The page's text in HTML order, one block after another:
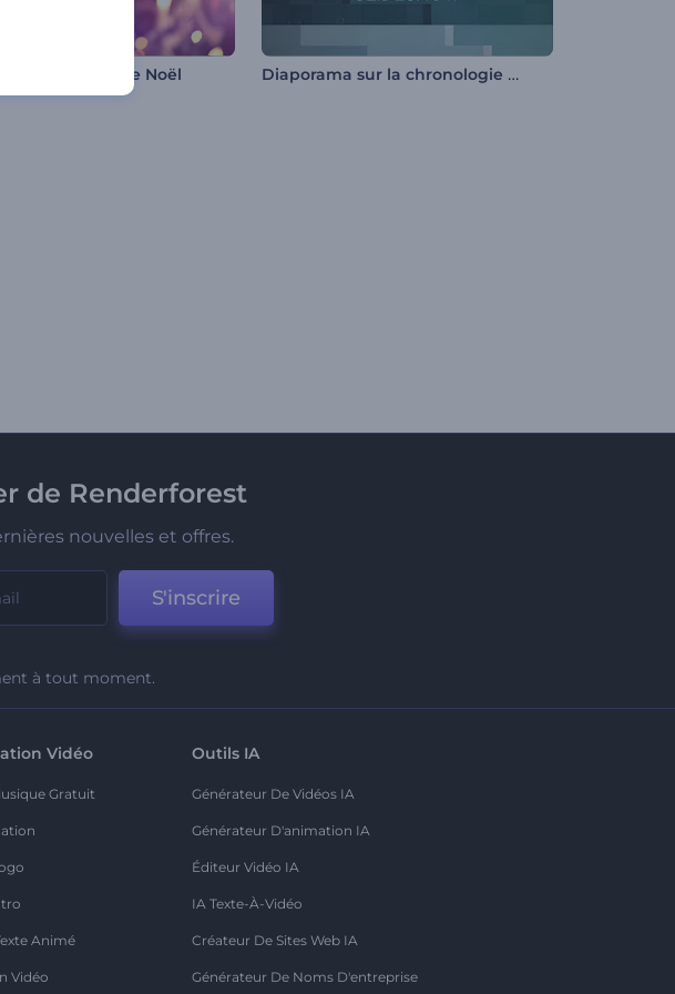
de la fête de Noël Diaporama sur la chronologie de l’entreprise
de Renderforest
nouvelles et offres.
S'inscrire
à tout moment.
Vidéo
Gratuit
Animé
Vidéo
Outils IA
Générateur De Vidéos IA
Générateur D'animation IA
Éditeur Vidéo IA
IA Texte-À-Vidéo
Créateur De Sites Web IA
Générateur De Noms D'entreprise